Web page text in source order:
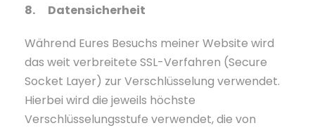
8. Datensicherheit
Während Eures Besuchs meiner Website wird
das weit verbreitete SSL-Verfahren (Secure
Socket Layer) zur Verschlüsselung verwendet.
Hierbei wird die jeweils höchste
Verschlüsselungsstufe verwendet, die von